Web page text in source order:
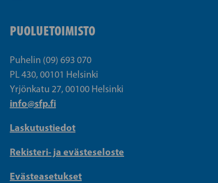
PUOLUETOIMISTO
Puhelin (09) 693 070
PL 430, 00101 Helsinki
Yrjönkatu 27, 00100 Helsinki
info@sfp.fi
Laskutustiedot
Rekisteri- ja evästeseloste
Evästeasetukset